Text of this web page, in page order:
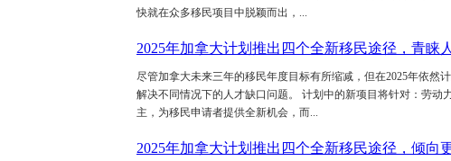
快就在众多移民项目中脱颖而出，...
2025年加拿大计划推出四个全新移民途径，青睐
尽管加拿大未来三年的移民年度目标有所缩减，但在2025年依然
解决不同情况下的人才缺口问题。 计划中的新项目将针对：劳动
主，为移民申请者提供全新机会，而...
2025年加拿大计划推出四个全新移民途径，倾向